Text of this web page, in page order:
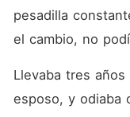
pesadilla
el cambio, no
Llevaba tres
esposo, y odiaba